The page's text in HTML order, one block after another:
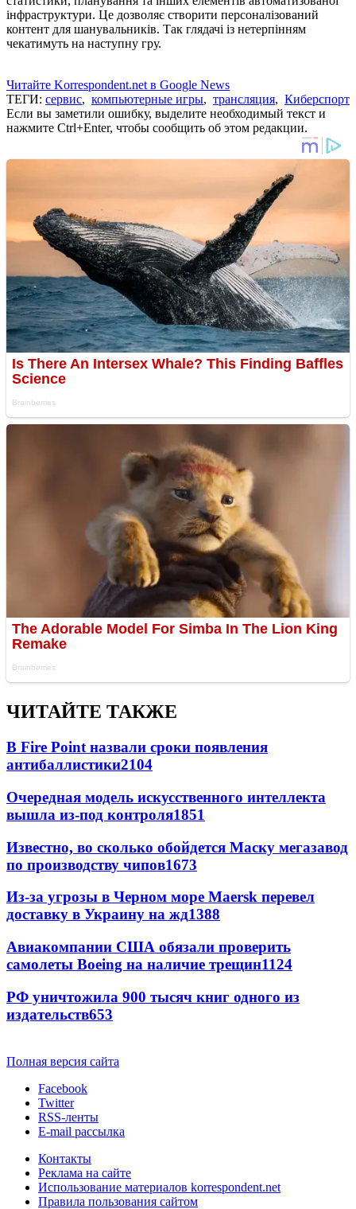
інфраструктури. Це дозволяє створити персоналізований
контент для шанувальників. Так глядачі із нетерпінням
чекатимуть на наступну гру.
Читайте Korrespondent.net в Google News
ТЕГИ: сервис, компьютерные игры, трансляция, Киберспорт
Если вы заметили ошибку, выделите необходимый текст и
нажмите Ctrl+Enter, чтобы сообщить об этом редакции.
ЧИТАЙТЕ ТАКЖЕ
В Fire Point назвали сроки появления
антибаллистики2104
Очередная модель искусственного интеллекта
вышла из-под контроля1851
Известно, во сколько обойдется Маску мегазавод
по производству чипов1673
Из-за угрозы в Черном море Maersk перевел
доставку в Украину на жд1388
Авиакомпании США обязали проверить
самолеты Boeing на наличие трещин1124
РФ уничтожила 900 тысяч книг одного из
издательств653
Полная версия сайта
Facebook
Twitter
RSS-ленты
E-mail рассылка
Контакты
Реклама на сайте
Использование материалов korrespondent.net
Правила пользования сайтом